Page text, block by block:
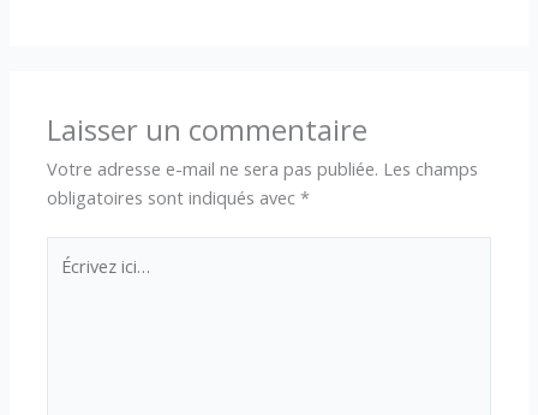
Laisser un commentaire
Votre adresse e-mail ne sera pas publiée. Les champs
obligatoires sont indiqués avec*
Écrivez
ici…